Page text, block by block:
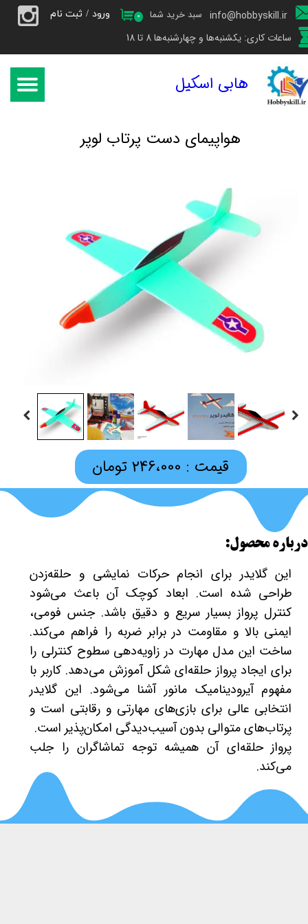
info@hobbyskill.ir
ساعات کاری: یکشنبه‌ها و چهارشنبه‌ها 8 تا 18
۰ سبد خرید شما ورود / ثبت نام
حساب کاربری من
سفارشات
هابی اسکیل
​هواپیمای دست پرتاب لوپر
قیمت : 246،000 تومان
این گلایدر برای انجام حرکات نمایشی و حلقه‌زدن
طراحی شده است. ابعاد کوچک آن باعث می‌شود
کنترل پرواز بسیار سریع و دقیق باشد. جنس فومی،
ایمنی بالا و مقاومت در برابر ضربه را فراهم می‌کند.
ساخت این مدل مهارت در زاویه‌دهی سطوح کنترلی را
برای ایجاد پرواز حلقه‌ای شکل آموزش می‌دهد. کاربر با
مفهوم آیرودینامیک مانور آشنا می‌شود. این گلایدر
انتخابی عالی برای بازی‌های مهارتی و رقابتی است و
پرتاب‌های متوالی بدون آسیب‌دیدگی امکان‌پذیر است.
پرواز حلقه‌ای آن همیشه توجه تماشاگران را جلب
می‌کند.
درباره محصول: